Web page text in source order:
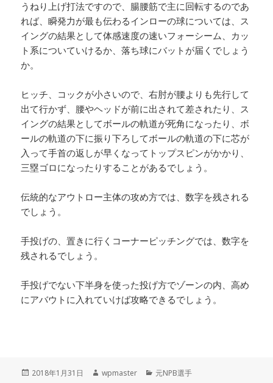
うねり上げ打法ですので、腸腰筋で主に回転するのであ
れば、瞬発力が最も伝わるインローの球については、ス
イングの結果として体感速度の速いフォーシーム、カッ
ト系についていけるか、落ち球にバットが届くでしょう
か。
ヒッチ、コックが小さいので、右肘が腰よりも先行して
出て行かず、腰やヘッドが前に出されて差されたり、ス
イングの結果としてボールの軌道が死角になったり、ボ
ールの軌道の下に振り下ろしてボールの軌道の下に芯が
入って手首の返しが早くなってトップスピンがかかり、
三塁ゴロになったりすることがあるでしょう。
伝統的なアウトロー主体の攻め方では、数字を残される
でしょう。
手投げの、置きに行くコーナーピッチングでは、数字を
残されるでしょう。
手投げでない下半身を使った投げ方でゾーンの内、高め
にアバウトに入れていけば攻略できるでしょう。
投
2018年1月31日
作
wpmaster
カ
元NPB選手